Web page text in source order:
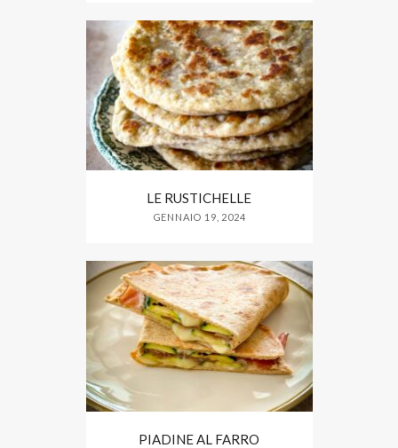
LE RUSTICHELLE
GENNAIO 19, 2024
PIADINE AL FARRO